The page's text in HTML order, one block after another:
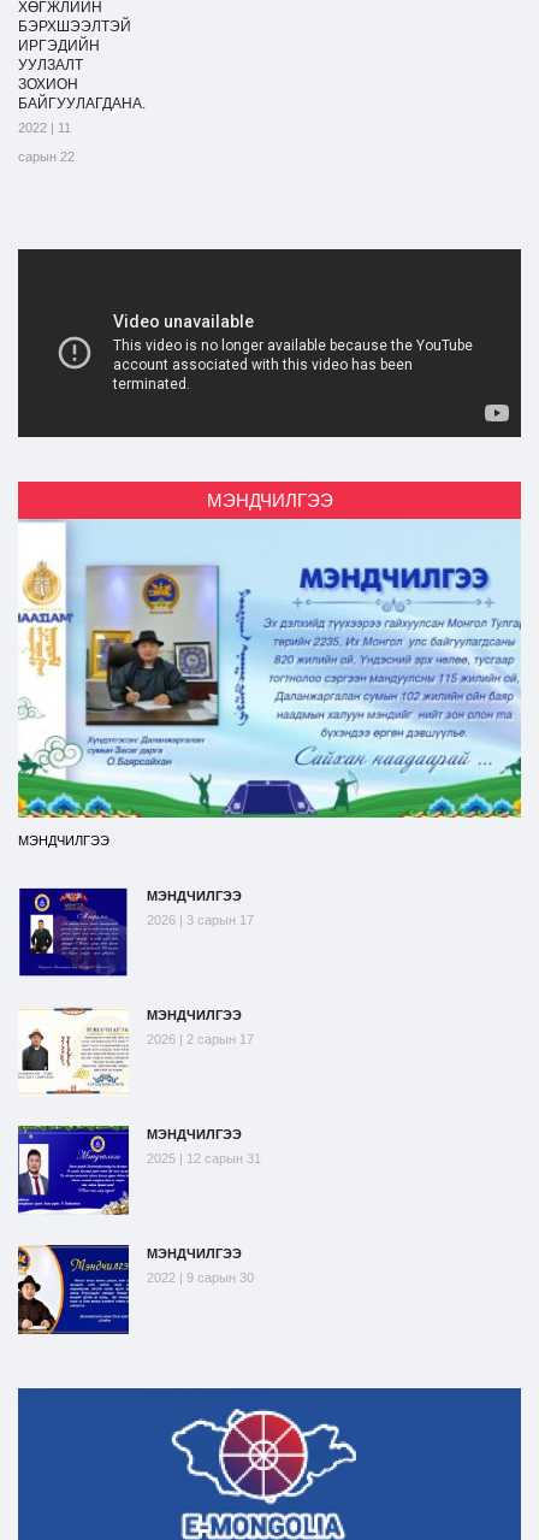
ХӨГЖЛИЙН
БЭРХШЭЭЛТЭЙ
ИРГЭДИЙН
УУЛЗАЛТ
ЗОХИОН
БАЙГУУЛАГДАНА.
2022 | 11
сарын 22
МЭНДЧИЛГЭЭ
МЭНДЧИЛГЭЭ
МЭНДЧИЛГЭЭ
2026 | 3 сарын 17
МЭНДЧИЛГЭЭ
2026 | 2 сарын 17
МЭНДЧИЛГЭЭ
2025 | 12 сарын 31
МЭНДЧИЛГЭЭ
2022 | 9 сарын 30